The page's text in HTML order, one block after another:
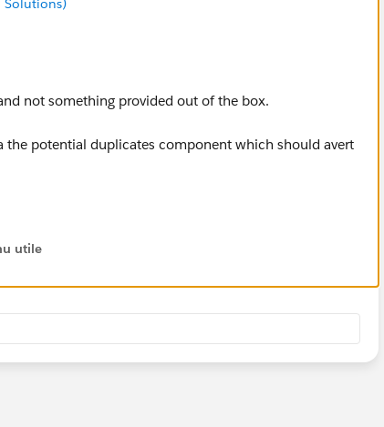
Solutions)
not something provided out of the box.
the potential duplicates component which should avert
utile